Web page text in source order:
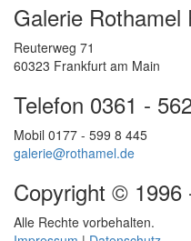
Galerie Rothamel
Reuterweg 71
60323 Frankfurt am Main
Telefon 0361 -
Mobil 0177 - 599 8 445
galerie@rothamel.de
Copyright © 1996
Alle Rechte vorbehalten.